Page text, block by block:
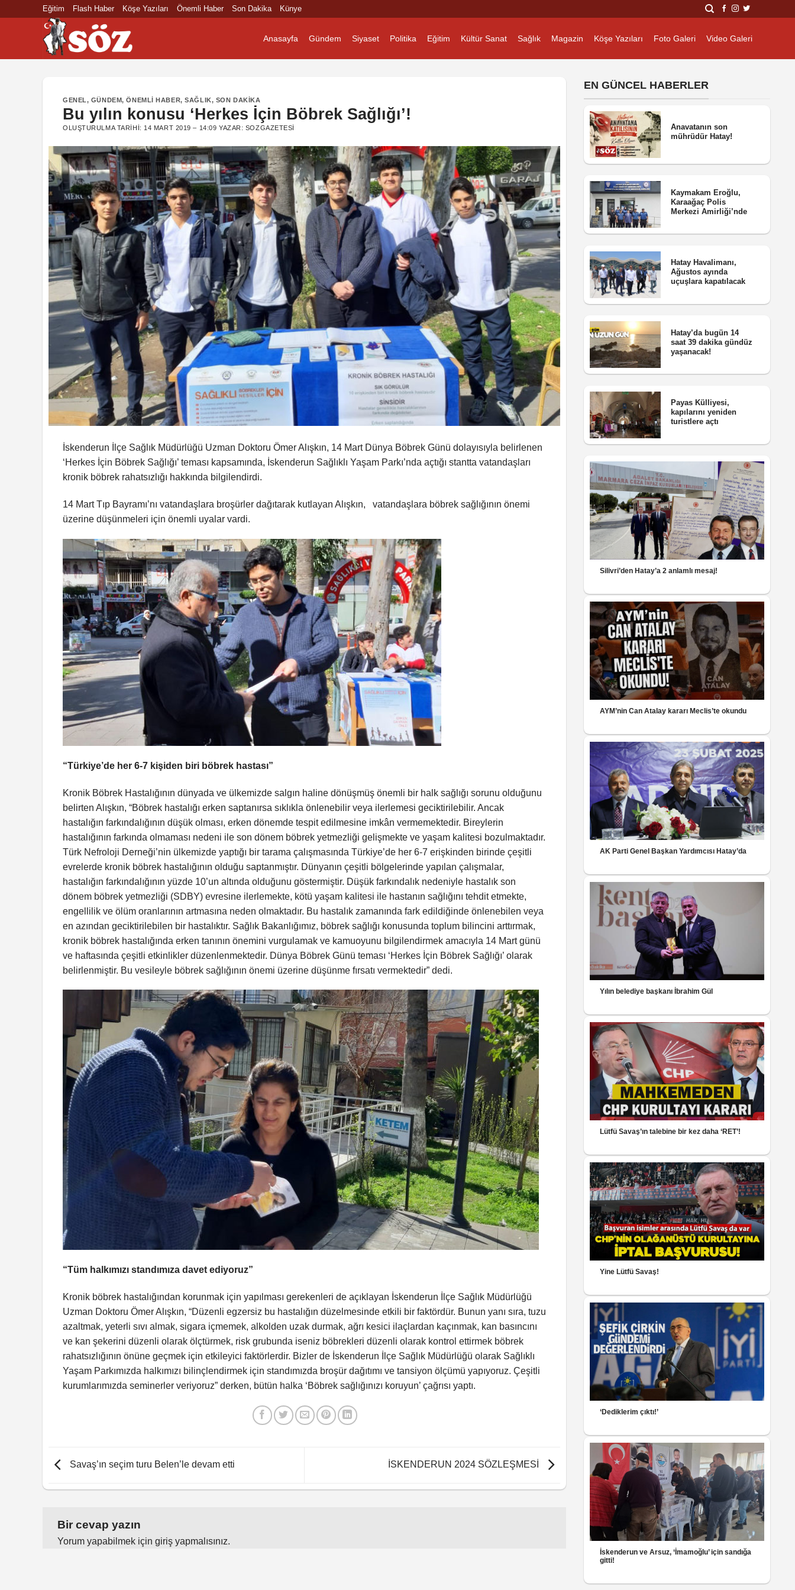
Eğitim Flash Haber Köşe Yazıları Önemli Haber Son Dakika Künye
Anasayfa Gündem Siyaset Politika Eğitim Kültür Sanat Sağlık Magazin Köşe Yazıları Foto Galeri Video Galeri
GENEL, GÜNDEM,ÖNEMLI HABER,SAĞLIK, SON DAKIKA
Bu yılın konusu ‘Herkes İçin Böbrek Sağlığı’!
OLUŞTURULMA TARIHI: 14 MART 2019 – 14:09 YAZAR: SOZGAZETESI
İskenderun İlçe Sağlık Müdürlüğü Uzman Doktoru Ömer Alışkın, 14 Mart Dünya Böbrek Günü dolayısıyla belirlenen
‘Herkes İçin Böbrek Sağlığı’ teması kapsamında, İskenderun Sağlıklı Yaşam Parkı’nda açtığı stantta vatandaşları
kronik böbrek rahatsızlığı hakkında bilgilendirdi.
14 Mart Tıp Bayramı’nı vatandaşlara broşürler dağıtarak kutlayan Alışkın, vatandaşlara böbrek sağlığının önemi
üzerine düşünmeleri için önemli uyalar vardi.
“Türkiye’de her 6-7 kişiden biri böbrek hastası”
Kronik Böbrek Hastalığının dünyada ve ülkemizde salgın haline dönüşmüş önemli bir halk sağlığı sorunu olduğunu
belirten Alışkın, “Böbrek hastalığı erken saptanırsa sıklıkla önlenebilir veya ilerlemesi geciktirilebilir. Ancak
hastalığın farkındalığının düşük olması, erken dönemde tespit edilmesine imkân vermemektedir. Bireylerin
hastalığının farkında olmaması nedeni ile son dönem böbrek yetmezliği gelişmekte ve yaşam kalitesi bozulmaktadır.
Türk Nefroloji Derneği’nin ülkemizde yaptığı bir tarama çalışmasında Türkiye’de her 6-7 erişkinden birinde çeşitli
evrelerde kronik böbrek hastalığının olduğu saptanmıştır. Dünyanın çeşitli bölgelerinde yapılan çalışmalar,
hastalığın farkındalığının yüzde 10’un altında olduğunu göstermiştir. Düşük farkındalık nedeniyle hastalık son
dönem böbrek yetmezliği (SDBY) evresine ilerlemekte, kötü yaşam kalitesi ile hastanın sağlığını tehdit etmekte,
engellilik ve ölüm oranlarının artmasına neden olmaktadır. Bu hastalık zamanında fark edildiğinde önlenebilen veya
en azından geciktirilebilen bir hastalıktır. Sağlık Bakanlığımız, böbrek sağlığı konusunda toplum bilincini arttırmak,
kronik böbrek hastalığında erken tanının önemini vurgulamak ve kamuoyunu bilgilendirmek amacıyla 14 Mart günü
ve haftasında çeşitli etkinlikler düzenlenmektedir. Dünya Böbrek Günü teması ‘Herkes İçin Böbrek Sağlığı’ olarak
belirlenmiştir. Bu vesileyle böbrek sağlığının önemi üzerine düşünme fırsatı vermektedir” dedi.
“Tüm halkımızı standımıza davet ediyoruz”
Kronik böbrek hastalığından korunmak için yapılması gerekenleri de açıklayan İskenderun İlçe Sağlık Müdürlüğü
Uzman Doktoru Ömer Alışkın, “Düzenli egzersiz bu hastalığın düzelmesinde etkili bir faktördür. Bunun yanı sıra, tuzu
azaltmak, yeterli sıvı almak, sigara içmemek, alkolden uzak durmak, ağrı kesici ilaçlardan kaçınmak, kan basıncını
ve kan şekerini düzenli olarak ölçtürmek, risk grubunda iseniz böbrekleri düzenli olarak kontrol ettirmek böbrek
rahatsızlığının önüne geçmek için etkileyici faktörlerdir. Bizler de İskenderun İlçe Sağlık Müdürlüğü olarak Sağlıklı
Yaşam Parkımızda halkımızı bilinçlendirmek için standımızda broşür dağıtımı ve tansiyon ölçümü yapıyoruz. Çeşitli
kurumlarımızda seminerler veriyoruz” derken, bütün halka ‘Böbrek sağlığınızı koruyun’ çağrısı yaptı.
Savaş’ın seçim turu Belen’le devam etti İSKENDERUN 2024 SÖZLEŞMESİ
Bir cevap yazın
Yorum yapabilmek için giriş yapmalısınız.
EN GÜNCEL HABERLER
Anavatanın son
mührüdür Hatay!
Kaymakam Eroğlu,
Karaağaç Polis
Merkezi Amirliği’nde
Hatay Havalimanı,
Ağustos ayında
uçuşlara kapatılacak
Hatay’da bugün 14
saat 39 dakika gündüz
yaşanacak!
Payas Külliyesi,
kapılarını yeniden
turistlere açtı
Silivri’den Hatay’a 2 anlamlı mesaj!
AYM’nin Can Atalay kararı Meclis’te okundu
AK Parti Genel Başkan Yardımcısı Hatay’da
Yılın belediye başkanı İbrahim Gül
Lütfü Savaş’ın talebine bir kez daha ‘RET’!
Yine Lütfü Savaş!
‘Dediklerim çıktı!’
İskenderun ve Arsuz, ‘İmamoğlu’ için sandığa
gitti!